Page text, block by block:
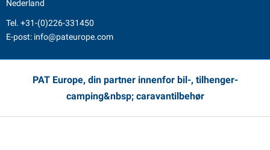
Nederland
Tel. +31-(0)226-331450
E-post: info@pateurope.com
PAT Europe, din partner innenfor bil-, tilhenger-
camping&nbsp; caravantilbehør